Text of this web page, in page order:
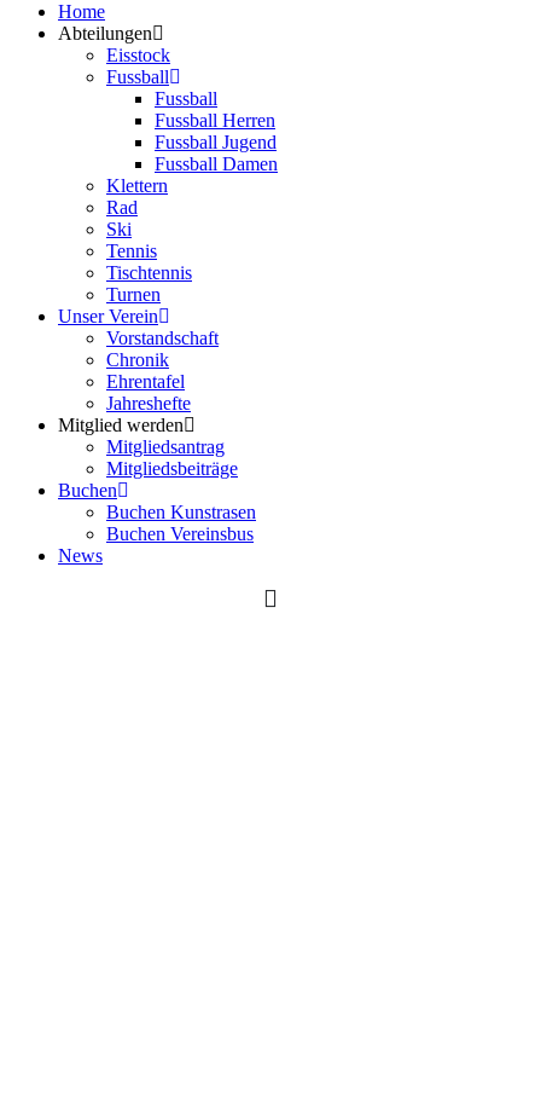
Home
Abteilungen
Eisstock
Fussball
Fussball
Fussball Herren
Fussball Jugend
Fussball Damen
Klettern
Rad
Ski
Tennis
Tischtennis
Turnen
Unser Verein
Vorstandschaft
Chronik
Ehrentafel
Jahreshefte
Mitglied werden
Mitgliedsantrag
Mitgliedsbeiträge
Buchen
Buchen Kunstrasen
Buchen Vereinsbus
News